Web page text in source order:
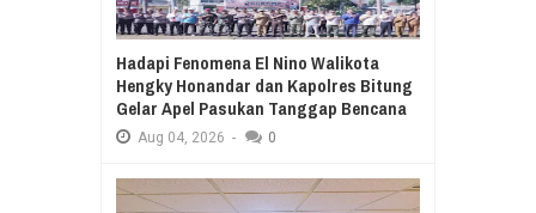
Hadapi Fenomena El Nino Walikota
Hengky Honandar dan Kapolres Bitung
Gelar Apel Pasukan Tanggap Bencana
Aug 04, 2026 - 0